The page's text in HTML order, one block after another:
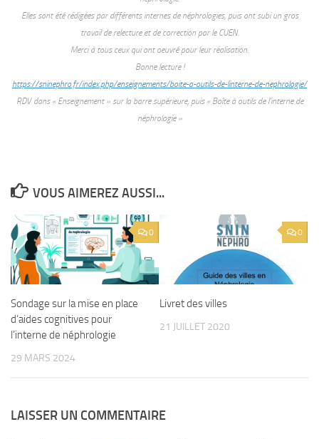
Elles sont été rédigées par différents internes de néphrologies, puis ont subi un gros
travail de relecture et de correction par le CUEN.
Merci à tous ceux qui ont oeuvré pour leur réalisation.
Bonne lecture !
https://sninephro.fr/index.php/enseignements/boite-a-outils-de-linterne-de-nephrologie/
RDV dans « Enseignement » sur la barre supérieure, puis « Boîte à outils de l’interne de
néphrologie »
VOUS AIMEREZ AUSSI...
0
Sondage sur la mise en place
d’aides cognitives pour
l’interne de néphrologie
29 MARS 2024
0
Livret des villes
21 JUILLET 2020
LAISSER UN COMMENTAIRE